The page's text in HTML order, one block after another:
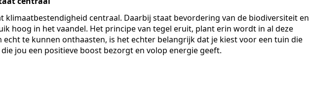
klimaatbestendigheid centraal. Daarbij staat bevordering van de biodiversiteit en
hoog in het vaandel. Het principe van tegel eruit, plant erin wordt in al deze
te kunnen onthaasten, is het echter belangrijk dat je kiest voor een tuin die
jou een positieve boost bezorgt en volop energie geeft.